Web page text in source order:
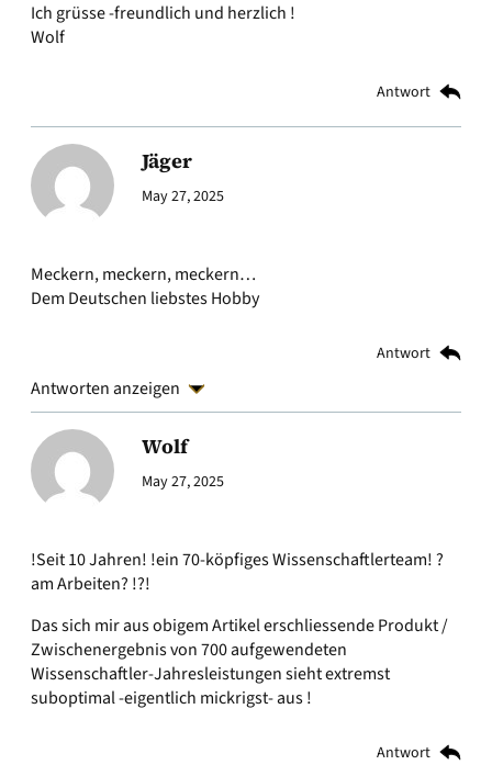
Ich grüsse -freundlich und herzlich !
Wolf
Antwort
Jäger
May 27, 2025
Meckern, meckern, meckern…
Dem Deutschen liebstes Hobby
Antwort
Antworten anzeigen
Wolf
May 27, 2025
!Seit 10 Jahren! !ein 70-köpfiges Wissenschaftlerteam! ?
am Arbeiten? !?!
Das sich mir aus obigem Artikel erschliessende Produkt /
Zwischenergebnis von 700 aufgewendeten
Wissenschaftler-Jahresleistungen sieht extremst
suboptimal -eigentlich mickrigst- aus !
Antwort